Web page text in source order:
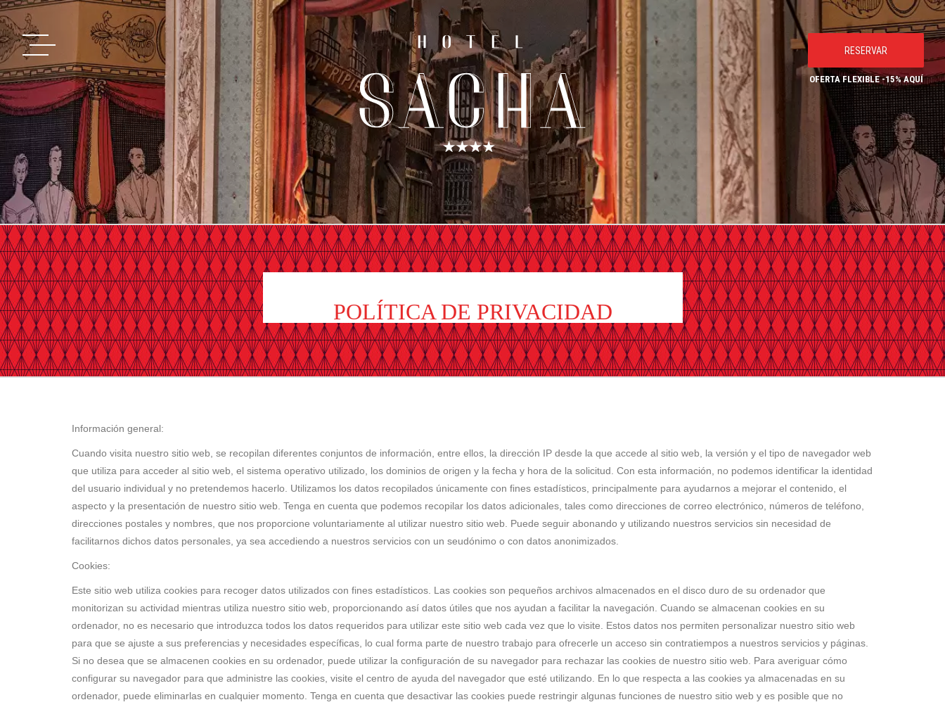
RESERVAR
OFERTA FLEXIBLE -15% AQUÍ
POLÍTICA DE PRIVACIDAD
Información general:
Cuando visita nuestro sitio web, se recopilan diferentes conjuntos de información, entre ellos, la dirección IP desde la que accede al sitio web, la versión y el tipo de navegador web
que utiliza para acceder al sitio web, el sistema operativo utilizado, los dominios de origen y la fecha y hora de la solicitud. Con esta información, no podemos identificar la identidad
del usuario individual y no pretendemos hacerlo. Utilizamos los datos recopilados únicamente con fines estadísticos, principalmente para ayudarnos a mejorar el contenido, el
aspecto y la presentación de nuestro sitio web. Tenga en cuenta que podemos recopilar los datos adicionales, tales como direcciones de correo electrónico, números de teléfono,
direcciones postales y nombres, que nos proporcione voluntariamente al utilizar nuestro sitio web. Puede seguir abonando y utilizando nuestros servicios sin necesidad de
facilitarnos dichos datos personales, ya sea accediendo a nuestros servicios con un seudónimo o con datos anonimizados.
Cookies:
Este sitio web utiliza cookies para recoger datos utilizados con fines estadísticos. Las cookies son pequeños archivos almacenados en el disco duro de su ordenador que
monitorizan su actividad mientras utiliza nuestro sitio web, proporcionando así datos útiles que nos ayudan a facilitar la navegación. Cuando se almacenan cookies en su
ordenador, no es necesario que introduzca todos los datos requeridos para utilizar este sitio web cada vez que lo visite. Estos datos nos permiten personalizar nuestro sitio web
para que se ajuste a sus preferencias y necesidades específicas, lo cual forma parte de nuestro trabajo para ofrecerle un acceso sin contratiempos a nuestros servicios y páginas.
Si no desea que se almacenen cookies en su ordenador, puede utilizar la configuración de su navegador para rechazar las cookies de nuestro sitio web. Para averiguar cómo
configurar su navegador para que administre las cookies, visite el centro de ayuda del navegador que esté utilizando. En lo que respecta a las cookies ya almacenadas en su
ordenador, puede eliminarlas en cualquier momento. Tenga en cuenta que desactivar las cookies puede restringir algunas funciones de nuestro sitio web y es posible que no